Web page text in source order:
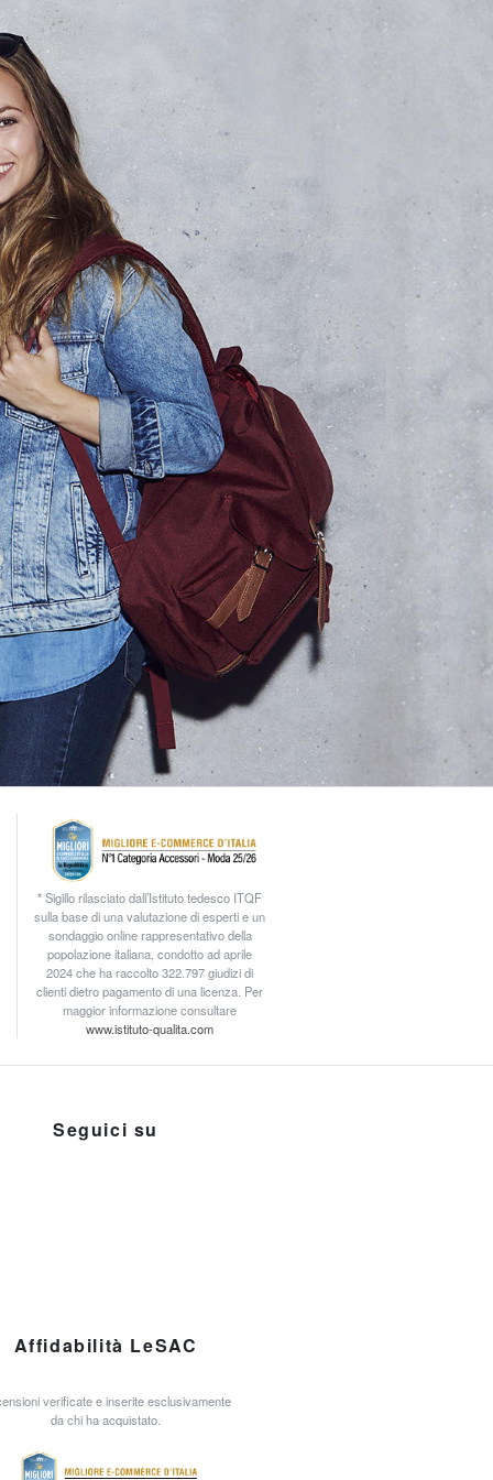
* Sigillo rilasciato dall’Istituto tedesco ITQF
sulla base di una valutazione di esperti e un
sondaggio online rappresentativo della
popolazione italiana, condotto ad aprile
2024 che ha raccolto 322.797 giudizi di
clienti dietro pagamento di una licenza. Per
maggior informazione consultare
www.istituto-qualita.com
Seguici su
Affidabilità LeSAC
verificate e inserite esclusivamente
da chi ha acquistato.